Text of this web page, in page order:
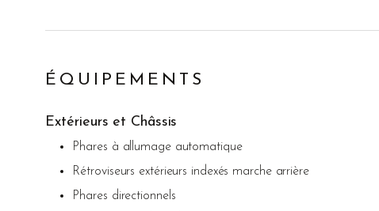
ÉQUIPEMENTS
Extérieurs et Châssis
Phares à allumage automatique
Rétroviseurs extérieurs indexés marche arrière
Phares directionnels